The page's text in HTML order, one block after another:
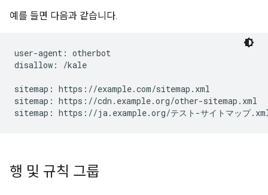
예를 들면 다음과 같습니다.
user-agent: otherbot
disallow: /kale
sitemap: https://example.com/sitemap.xml
sitemap: https://cdn.example.org/other-sitemap.xml
sitemap: https://ja.example.org/テスト-サイトマップ
행 및 규칙 그룹